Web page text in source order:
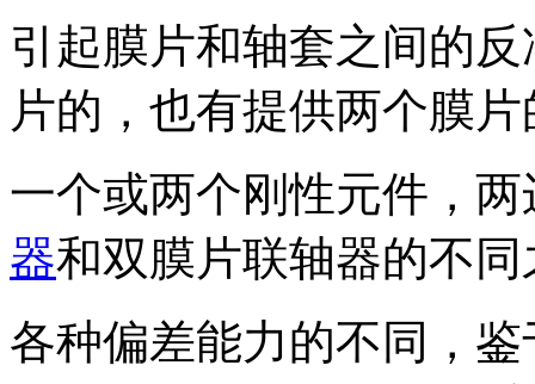
引起膜片和轴套之间的
片的，也有提供两个膜片
一个或两个刚性元件，
器和双膜片联轴器的不
各种偏差能力的不同，